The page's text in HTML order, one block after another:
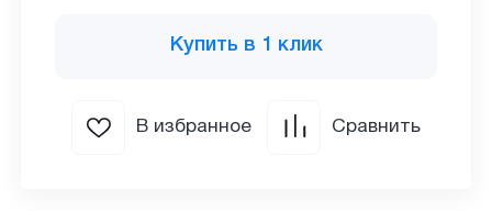
Купить в 1 клик
В избранное Сравнить